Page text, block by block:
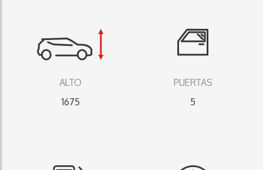
ALTO
1675
PUERTAS
5